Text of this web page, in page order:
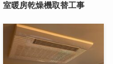
室暖房乾燥機取替工事